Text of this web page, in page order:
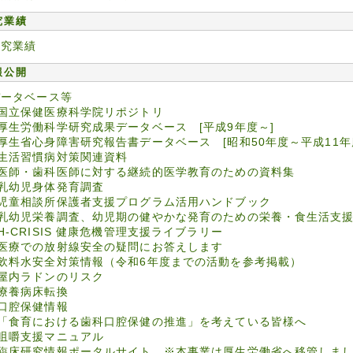
業績
業績
公開
タベース等
立保健医療科学院リポジトリ
生労働科学研究成果データベース [平成9年度～]
生省心身障害研究報告書データベース [昭和50年度～平成11年
活習慣病対策関連資料
師・歯科医師に対する継続的医学教育のための資料集
幼児身体発育調査
童相談所保護者支援プログラム活用ハンドブック
幼児栄養調査、幼児期の健やかな発育のための栄養・食生活支
CRISIS 健康危機管理支援ライブラリー
療での放射線安全の疑問にお答えします
料水安全対策情報（令和6年度までの活動を参考掲載）
内ラドンのリスク
養病床転換
腔保健情報
食育における歯科口腔保健の推進」を考えている皆様へ
嚼支援マニュアル